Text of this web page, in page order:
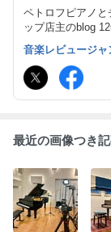
ペトロフピアノ
ップ店主のblog
ショールームを
気ままに綴ります
音楽レビュージャ
最近の画像つき